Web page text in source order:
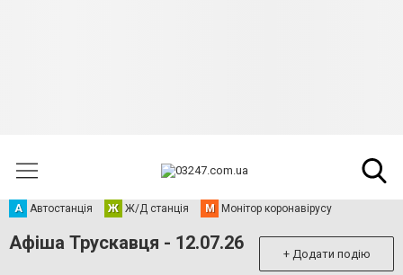
А Автостанція Ж Ж/Д станція М Монітор коронавірусу
Афіша Трускавця - 12.07.26 + Додати подію